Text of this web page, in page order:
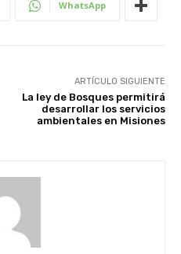
WhatsApp
ARTÍCULO SIGUIENTE
La ley de Bosques permitirá
desarrollar los servicios
ambientales en Misiones